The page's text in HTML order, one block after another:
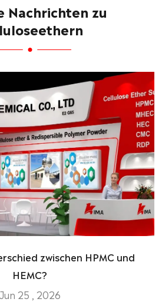
Nachrichten zu
zwischen HPMC und
HEMC?
Jun 25 , 2026